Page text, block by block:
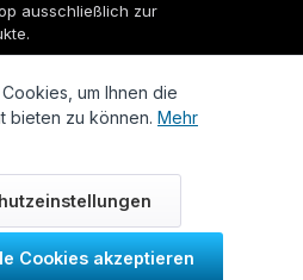
ausschließlich zur
Unger Heizungs- und
um Ihnen die
bieten zu können. Mehr
Cookies akzeptieren